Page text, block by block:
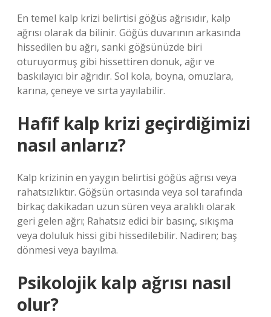
En temel kalp krizi belirtisi göğüs ağrısıdır, kalp
ağrısı olarak da bilinir. Göğüs duvarının arkasında
hissedilen bu ağrı, sanki göğsünüzde biri
oturuyormuş gibi hissettiren donuk, ağır ve
baskılayıcı bir ağrıdır. Sol kola, boyna, omuzlara,
karına, çeneye ve sırta yayılabilir.
Hafif kalp krizi geçirdiğimizi
nasıl anlarız?
Kalp krizinin en yaygın belirtisi göğüs ağrısı veya
rahatsızlıktır. Göğsün ortasında veya sol tarafında
birkaç dakikadan uzun süren veya aralıklı olarak
geri gelen ağrı; Rahatsız edici bir basınç, sıkışma
veya doluluk hissi gibi hissedilebilir. Nadiren; baş
dönmesi veya bayılma.
Psikolojik kalp ağrısı nasıl
olur?